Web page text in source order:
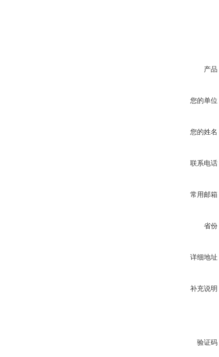
产品
您的单位
您的姓名
联系电话
常用邮箱
省份
详细地址
补充说明
验证码